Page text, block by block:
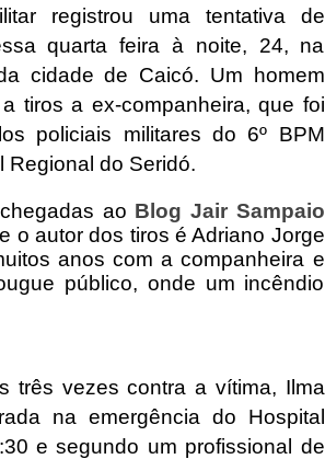
registrou uma tentativa de
quarta feira à noite, 24, na
cidade de Caicó. Um homem
tiros a ex-companheira, que foi
policiais militares do 6º BPM
Regional do Seridó.
ao Blog Jair Sampaio
o autor dos tiros é Adriano Jorge
anos com a companheira e
público, onde um incêndio
três vezes contra a vítima, Ilma
na emergência do Hospital
e segundo um profissional de